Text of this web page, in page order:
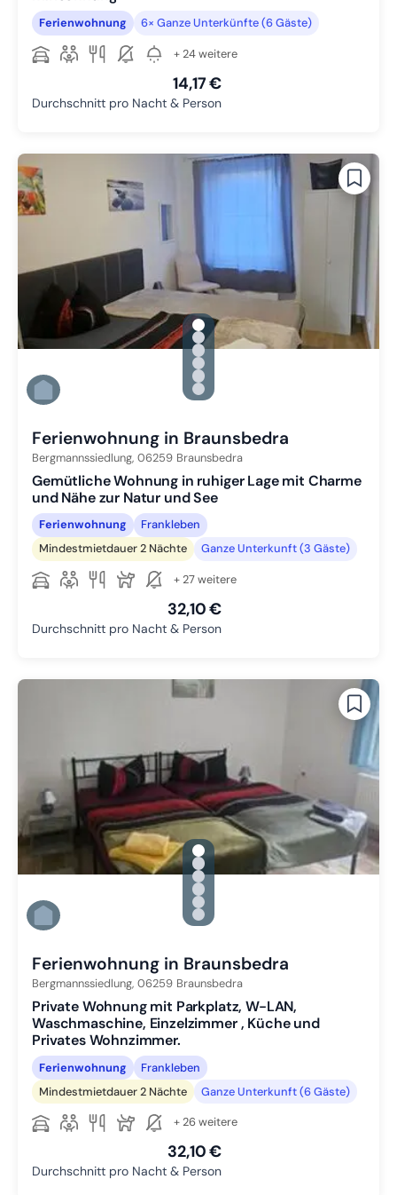
Ferienwohnung 6× Ganze Unterkünfte (6 Gäste)
+ 24 weitere
14,17 €
Durchschnitt pro Nacht & Person
gallery.slide_selector
Zu Slide 1 wechseln
Zu Slide 2 wechseln
Zu Slide 3 wechseln
Zu Slide 4 wechseln
Zu Slide 5 wechseln
Zu Slide 6 wechseln
Ferienwohnung in Braunsbedra
Bergmannssiedlung, 06259 Braunsbedra
Gemütliche Wohnung in ruhiger Lage mit Charme
und Nähe zur Natur und See
Ferienwohnung
Frankleben
Mindestmietdauer 2 Nächte
Ganze Unterkunft (3 Gäste)
+ 27 weitere
32,10 €
Durchschnitt pro Nacht & Person
gallery.slide_selector
Zu Slide 1 wechseln
Zu Slide 2 wechseln
Zu Slide 3 wechseln
Zu Slide 4 wechseln
Zu Slide 5 wechseln
Zu Slide 6 wechseln
Ferienwohnung in Braunsbedra
Bergmannssiedlung, 06259 Braunsbedra
Private Wohnung mit Parkplatz, W-LAN,
Waschmaschine, Einzelzimmer , Küche und
Privates Wohnzimmer.
Ferienwohnung
Frankleben
Mindestmietdauer 2 Nächte
Ganze Unterkunft (6 Gäste)
+ 26 weitere
32,10 €
Durchschnitt pro Nacht & Person